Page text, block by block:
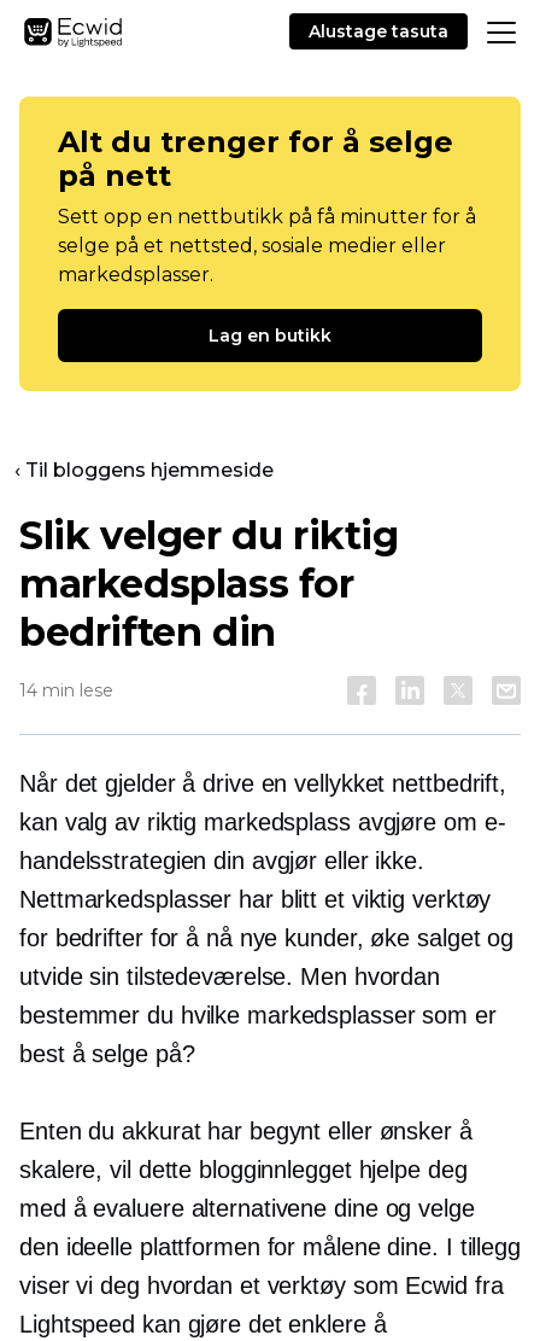
Alustage tasuta
Alt du trenger for å selge
på nett
Sett opp en nettbutikk på få minutter for å
selge på et nettsted, sosiale medier eller
markedsplasser.
Lag en butikk
‹ Til bloggens hjemmeside
Slik velger du riktig
markedsplass for
bedriften din
14 min lese
Når det gjelder å drive en vellykket nettbedrift,
kan valg av riktig markedsplass avgjøre om e-
handelsstrategien din avgjør eller ikke.
Nettmarkedsplasser har blitt et viktig verktøy
for bedrifter for å nå nye kunder, øke salget og
utvide sin tilstedeværelse. Men hvordan
bestemmer du hvilke markedsplasser som er
best å selge på?
Enten du akkurat har begynt eller ønsker å
skalere, vil dette blogginnlegget hjelpe deg
med å evaluere alternativene dine og velge
den ideelle plattformen for målene dine. I tillegg
viser vi deg hvordan et verktøy som Ecwid fra
Lightspeed kan gjøre det enklere å